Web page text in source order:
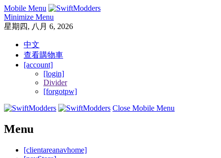
Mobile Menu
Minimize Menu
星期四, 八月 6, 2026
中文
查看購物車
[account]
[login]
Divider
[forgotpw]
Close Mobile Menu
Menu
[clientareanavhome]